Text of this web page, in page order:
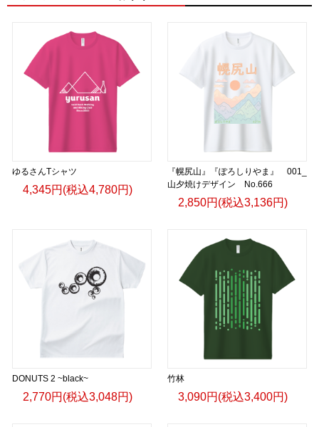
ゆるさんTシャツ
4,345円(税込4,780円)
『幌尻山』『ぽろしりやま』 001_
山夕焼けデザイン No.666
2,850円(税込3,136円)
DONUTS 2 ~black~
2,770円(税込3,048円)
竹林
3,090円(税込3,400円)